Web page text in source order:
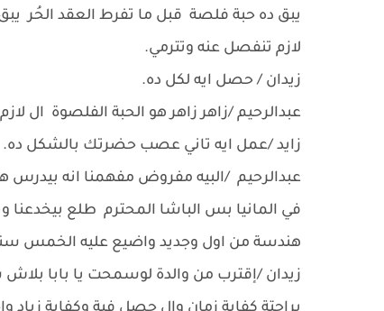
يبق ده حبة فلصة قبل ما تفرط العقد الحُر
لازم تنفصل عنه وتترمي.
زيدان / حصل ايه لكل ده.
عبدالرحيم /زاهر زاهر هو الحبة الفلصوة ال
زايد /عمل ايه تاني عصب حضرتك بالشكل ده.
عبدالرحيم /البيه مفروض مفهمنا انه بيدرس
في المانيا بس الباشا المحترم طلع
هندسة من اول وجديد واضيع عليه الخمس
زيدان /إقترب من والدة لوسمحت يا بابا بلاش